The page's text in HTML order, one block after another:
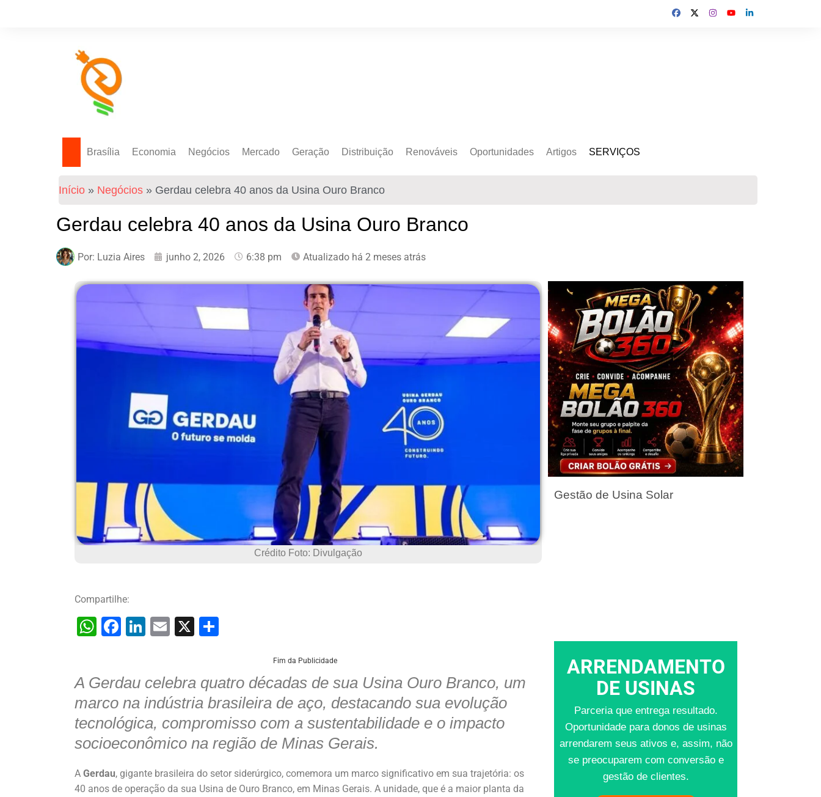
Brasília Economia
Tecnologia
Negócios
Empresas
Investimentos
Mercado
Mercado Livre
Geração
Autoprodução
Eólica
Distribuição Renováveis
Hidrogênio Verde
Transição Energética
Oportunidades Artigos SERVIÇOS
Início » Negócios » Gerdau celebra 40 anos da Usina Ouro Branco
Gerdau celebra 40 anos da Usina Ouro Branco
Por: Luzia Aires junho 2, 2026 6:38 pm Atualizado há 2 meses atrás
Crédito Foto: Divulgação
Compartilhe:
W
s
A
p
p
F
e
b
o
o
k
Li
e
dI
n
E
l
X
e
Fim da Publicidade
A Gerdau celebra quatro décadas de sua Usina Ouro Branco, um
marco na indústria brasileira de aço, destacando sua evolução
tecnológica, compromisso com a sustentabilidade e o impacto
socioeconômico na região de Minas Gerais.
A Gerdau, gigante brasileira do setor siderúrgico, comemora um marco significativo em sua trajetória: os
40 anos de operação da sua Usina de Ouro Branco, em Minas Gerais. A unidade, que é a maior planta da
Gestão de Usina Solar
ARRENDAMENTO
DE USINAS
Parceria que entrega resultado.
Oportunidade para donos de usinas
arrendarem seus ativos e, assim, não
se preocuparem com conversão e
gestão de clientes.